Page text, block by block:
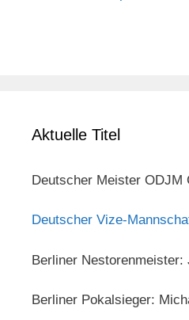
Aktuelle Titel
Deutscher Meister ODJM
Deutscher Vize-
Berliner Nestorenmeister:
Berliner Pokalsieger: